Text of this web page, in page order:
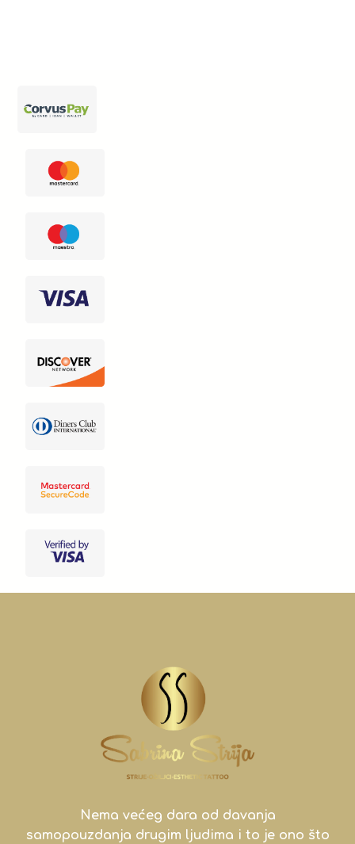
Nema većeg dara od davanja
samopouzdanja drugim ljudima i to je ono što